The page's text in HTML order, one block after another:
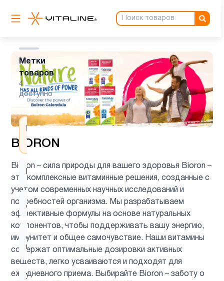
BIORON
Bioron – сила природы для вашего здоровья Bioron –
это комплексные витаминные решения, созданные с
учетом современных научных исследований и
потребностей организма. Мы разрабатываем
эффективные формулы на основе натуральных
компонентов, чтобы поддерживать вашу энергию,
иммунитет и общее самочувствие. Наши витамины
содержат оптимальные дозировки активных
веществ, легко усваиваются и подходят для
ежедневного приема. Выбирайте Bioron – заботу о
Метки
товаров
4
доступно
товары
Детям 3
Для
младенцев
3
Уход за